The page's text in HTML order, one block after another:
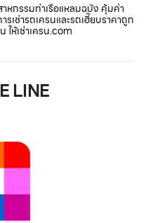
หกรรมท่าเรือแหลมฉบัง คุ้มค่า
เช่ารถเครนและรถเฮี๊ยบราคาถูก
ให้เช่าเครน.com
LINE